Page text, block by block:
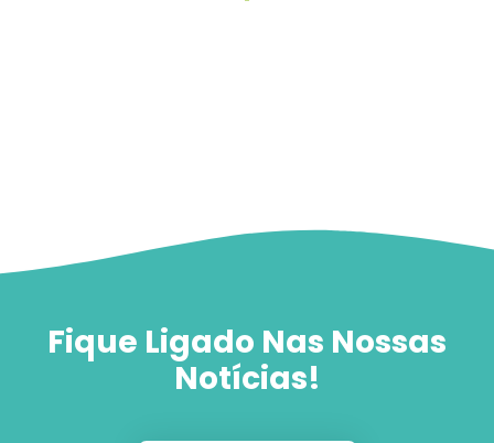
Fique Ligado Nas Nossas
Notícias!